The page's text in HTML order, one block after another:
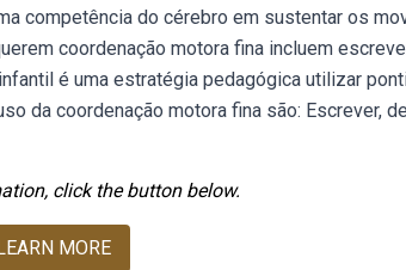
competência do cérebro em sustentar os
coordenação motora fina incluem
é uma estratégia pedagógica utilizar
da coordenação motora fina são: Escrever,
click the button below.
MORE